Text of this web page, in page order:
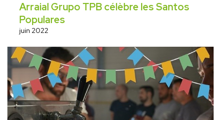
Arraial Grupo TPB célèbre les Santos
Populares
juin 2022